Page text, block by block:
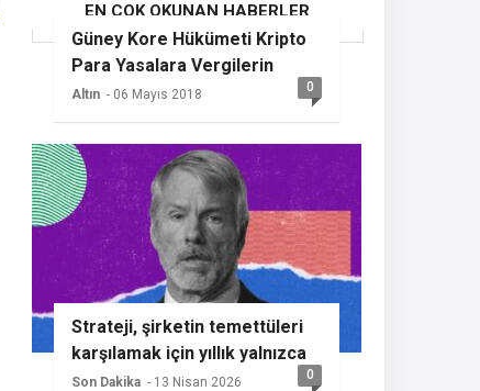
EN ÇOK OKUNAN HABERLER
Güney Kore Hükümeti Kripto
Para Yasalara Vergilerin
Getireceğini Açıkladı
Altın - 06 Mayıs 2018 0
Strateji, şirketin temettüleri
karşılamak için yıllık yalnızca
%2 BTC büyümesine ihtiyaç
Son Dakika - 13 Nisan 2026 0